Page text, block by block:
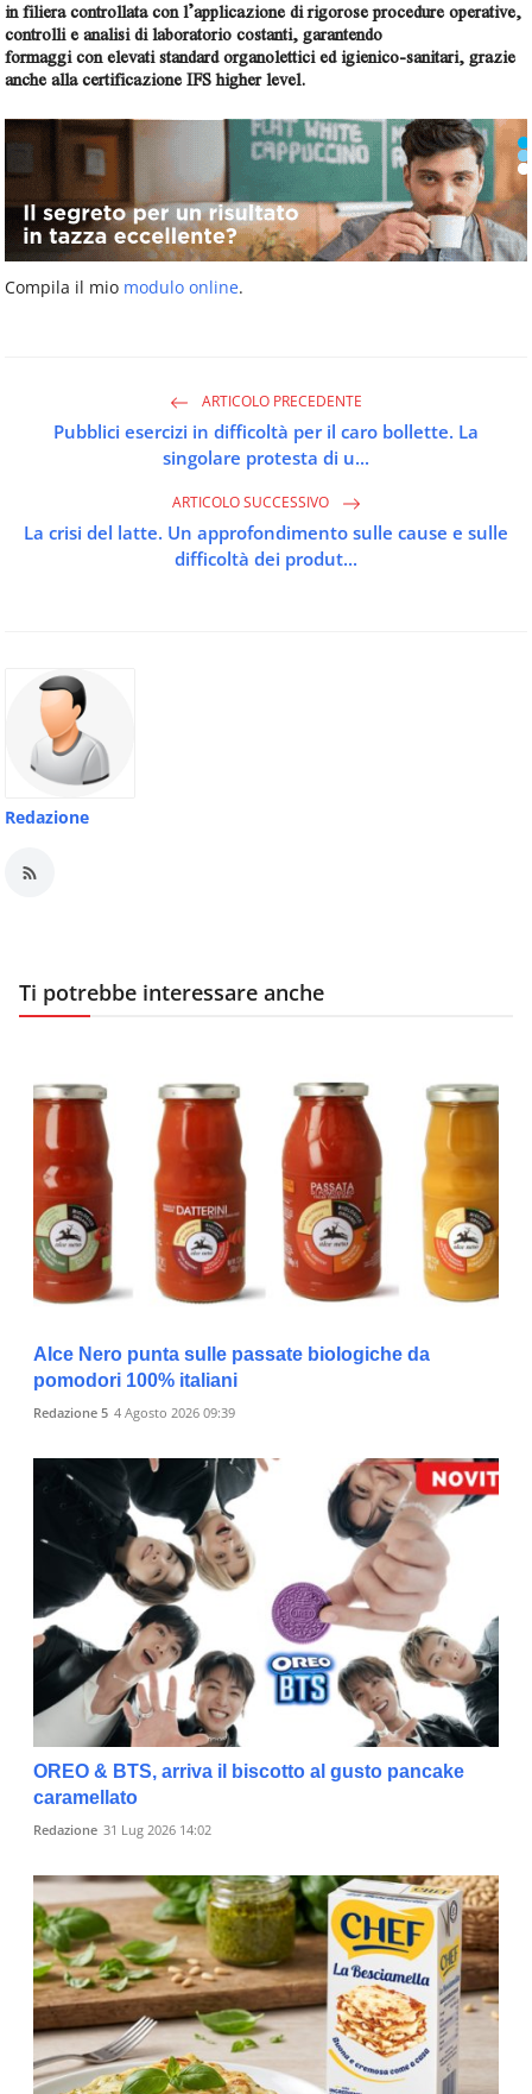
in filiera controllata con l’applicazione di rigorose procedure operative,
controlli e analisi di laboratorio costanti, garantendo
formaggi con elevati standard organolettici ed igienico-sanitari, grazie
anche alla certificazione IFS higher level.
Compila il mio modulo online.
ARTICOLO PRECEDENTE
Pubblici esercizi in difficoltà per il caro bollette. La
singolare protesta di u...
ARTICOLO SUCCESSIVO
La crisi del latte. Un approfondimento sulle cause e sulle
difficoltà dei produt...
Redazione
Ti potrebbe interessare anche
Alce Nero punta sulle passate biologiche da
pomodori 100% italiani
Redazione 5 4 Agosto 2026 09:39
OREO & BTS, arriva il biscotto al gusto pancake
caramellato
Redazione 31 Lug 2026 14:02